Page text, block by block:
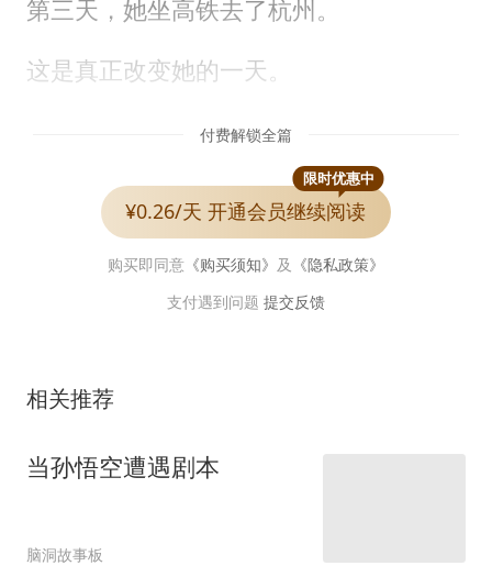
第三天，她坐高铁去了杭州。
这是真正改变她的一天。
付费解锁全篇
¥0.26/天 开通会员继续阅读
限时优惠中
购买即同意 《购买须知》 及 《隐私政策》
支付遇到问题 提交反馈
相关推荐
当孙悟空遭遇剧本
脑洞故事板